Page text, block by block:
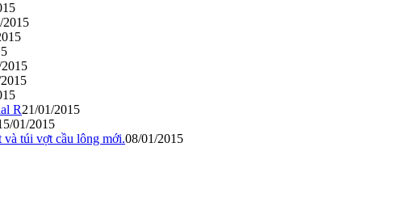
2015
R21/01/2015
01/2015
túi vợt cầu lông mới.08/01/2015